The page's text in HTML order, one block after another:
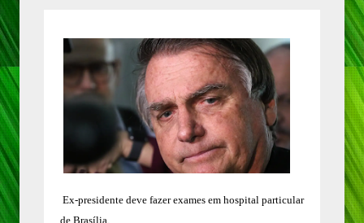
Ex-presidente deve fazer exames em hospital particular
de Brasília.